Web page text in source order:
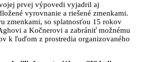
prvej výpovedi vyjadril aj
vyrovnanie a riešené zmenkami.
zmenkami, so splatnosťou 15 rokov
a Kočnerovi a zabrániť možnému
k ľuďom z prostredia organizovaného